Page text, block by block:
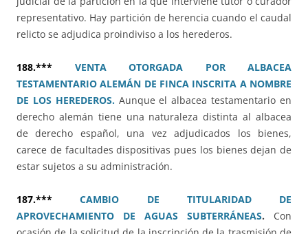
representativo. Hay partición de herencia cuando el caudal
relicto se adjudica proindiviso a los herederos.
188.*** VENTA OTORGADA POR ALBACEA
TESTAMENTARIO ALEMÁN DE FINCA INSCRITA A NOMBRE
DE LOS HEREDEROS.Aunque el albacea testamentario en
derecho alemán tiene una naturaleza distinta al albacea
de derecho español, una vez adjudicados los bienes,
carece de facultades dispositivas pues los bienes dejan de
estar sujetos a su administración.
187.*** CAMBIO DE TITULARIDAD DE
APROVECHAMIENTO DE AGUAS SUBTERRÁNEAS. Con